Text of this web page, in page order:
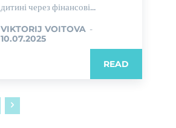
дитині через фінансові...
VIKTORIJ VOITOVA -
10.07.2025
READ